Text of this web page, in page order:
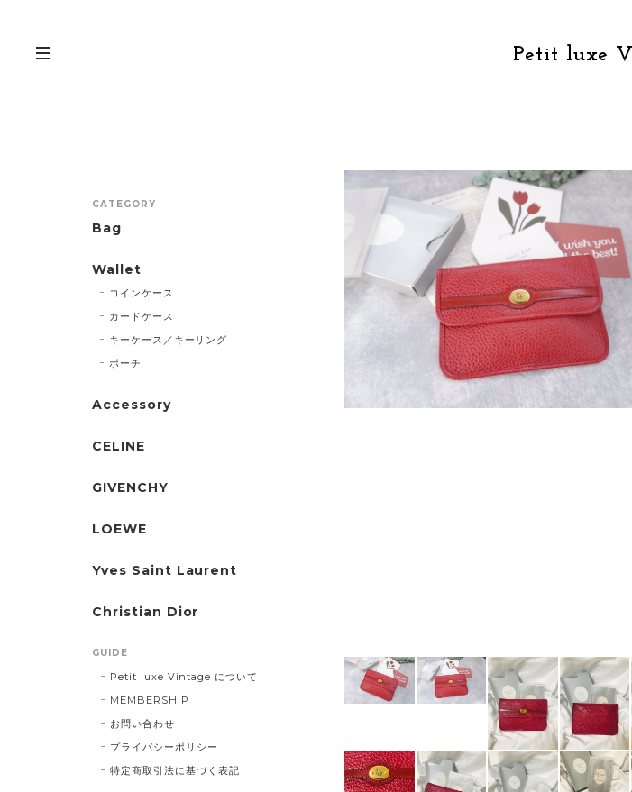
Petit luxe
CATEGORY
Bag
Wallet
コインケース
カードケース
キーケース／キーリング
ポーチ
Accessory
CELINE
GIVENCHY
LOEWE
Yves Saint Laurent
Christian Dior
GUIDE
Petit luxe Vintage について
MEMBERSHIP
お問い合わせ
プライバシーポリシー
特定商取引法に基づく表記